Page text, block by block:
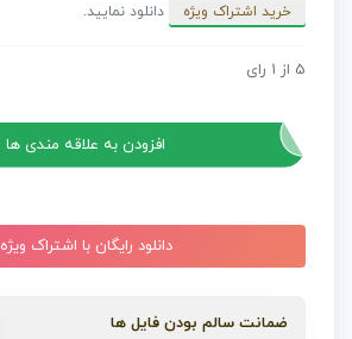
A
Positive
خرید اشتراک ویژه
دانلود نمایید.
آهنگ بی کلام ملایم مخصوص تیزر A Cinematic Positive
5 از 1 رای
افزودن به علاقه مندی ها
دانلود رایگان با اشتراک ویژه
ضمانت سالم بودن فایل ها